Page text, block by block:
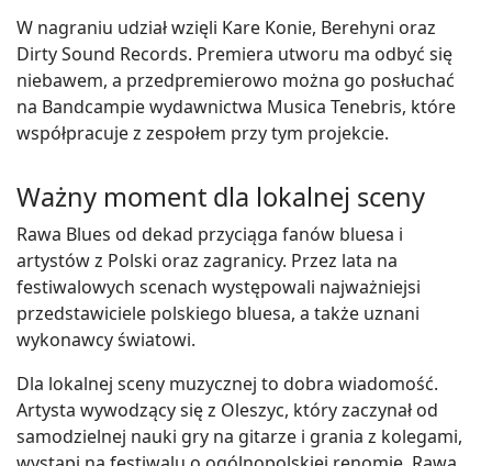
W nagraniu udział wzięli Kare Konie, Berehyni oraz
Dirty Sound Records. Premiera utworu ma odbyć się
niebawem, a przedpremierowo można go posłuchać
na Bandcampie wydawnictwa Musica Tenebris, które
współpracuje z zespołem przy tym projekcie.
Ważny moment dla lokalnej sceny
Rawa Blues od dekad przyciąga fanów bluesa i
artystów z Polski oraz zagranicy. Przez lata na
festiwalowych scenach występowali najważniejsi
przedstawiciele polskiego bluesa, a także uznani
wykonawcy światowi.
Dla lokalnej sceny muzycznej to dobra wiadomość.
Artysta wywodzący się z Oleszyc, który zaczynał od
samodzielnej nauki gry na gitarze i grania z kolegami,